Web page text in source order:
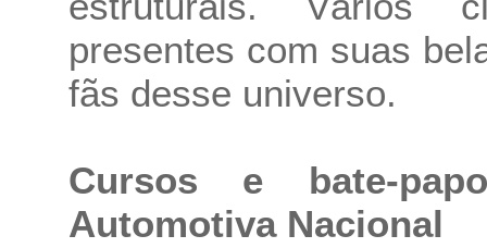
presentes com suas
fãs desse universo.
Cursos e bate-
Automotiva Nacional